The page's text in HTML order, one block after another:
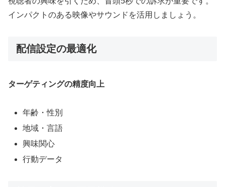
インパクトのある映像やサウンドを活用しましょう 。
配信設定の最適化
ターゲティングの精度向上
年齢・性別
地域・言語
興味関心
行動データ